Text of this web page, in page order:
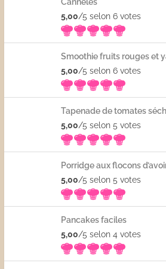
5,00/5 selon 6votes
Smoothie fruits rouges et
5,00/5 selon 6votes
Tapenade de tomates
5,00/5 selon 5votes
Porridge aux flocons
5,00/5 selon 5votes
Pancakes faciles
5,00/5 selon 4votes